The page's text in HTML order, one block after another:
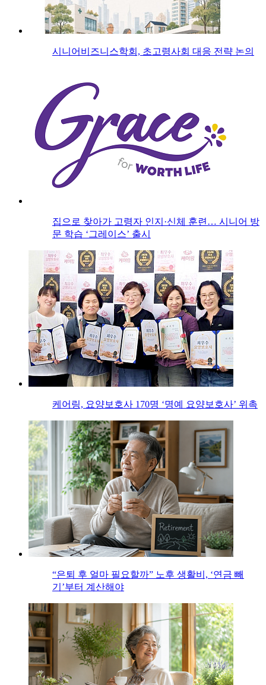
시니어비즈니스학회, 초고령사회 대응 전략 논의
집으로 찾아가 고령자 인지·신체 훈련… 시니어 방
문 학습 ‘그레이스’ 출시
케어링, 요양보호사 170명 ‘명예 요양보호사’ 위촉
“은퇴 후 얼마 필요할까” 노후 생활비, ‘연금 빼
기’부터 계산해야